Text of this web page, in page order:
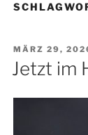
AM
MÄRZ 29,
Jetzt im